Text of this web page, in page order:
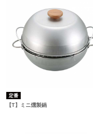
定番
【T】ミニ燻製鍋